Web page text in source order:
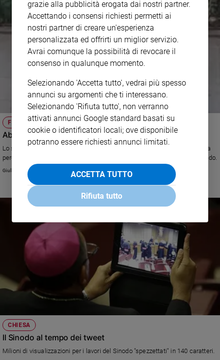
siamo
Pubblicità
Registrati
FRANCIA
Abou Jahjah: " Io sono Ahmed il poliziotto morto"
Lo scrittore e opinionista libanese, che da molti anni vive in Belgio, spiega
perché ha lanciato questo tweet, che in poche ore ha fatto il giro del mondo.
Giulia Cerqueti
CHIESA
Il Sinodo al tempo dei tweet
Milioni di visualizzazioni per i lavori del Sinodo "spezzettati" in 140 caratteri.
grazie alla pubblicità erogata dai nostri partner.
Accettando i consensi richiesti permetti ai
nostri partner di creare un'esperienza
personalizzata ed offrirti un miglior servizio.
Avrai comunque la possibilità di revocare il
consenso in qualunque momento.
Selezionando 'Accetta tutto', vedrai più spesso
annunci su argomenti che ti interessano.
Selezionando 'Rifiuta tutto', non verranno
attivati annunci Google standard basati su
cookie o identificatori locali; ove disponibile
potranno essere richiesti annunci limitati.
ACCETTA TUTTO
Rifiuta tutto